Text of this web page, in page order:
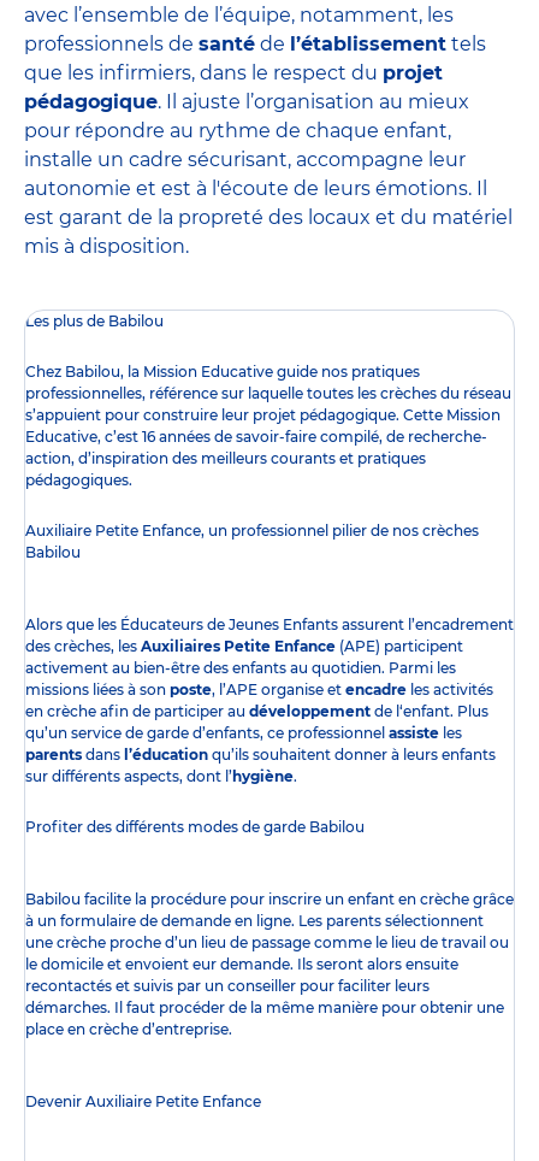
avec l’ensemble de l’équipe, notamment, les
professionnels de santé de l’établissement tels
que les infirmiers, dans le respect du projet
pédagogique. Il ajuste l’organisation au mieux
pour répondre au rythme de chaque enfant,
installe un cadre sécurisant, accompagne leur
autonomie et est à l'écoute de leurs émotions. Il
est garant de la propreté des locaux et du matériel
mis à disposition.
Les plus de Babilou
Chez Babilou, la Mission Educative guide nos pratiques
professionnelles, référence sur laquelle toutes les crèches du réseau
s’appuient pour construire leur projet pédagogique. Cette Mission
Educative, c’est 16 années de savoir-faire compilé, de recherche-
action, d’inspiration des meilleurs courants et pratiques
pédagogiques.
Auxiliaire Petite Enfance, un professionnel pilier de nos crèches
Babilou
Alors que les Éducateurs de Jeunes Enfants assurent l’encadrement
des crèches, les Auxiliaires Petite Enfance (APE) participent
activement au bien-être des enfants au quotidien. Parmi les
missions liées à son poste, l’APE organise et encadre les activités
en crèche afin de participer au développement de l‘enfant. Plus
qu’un service de garde d’enfants, ce professionnel assiste les
parents dans l’éducation qu’ils souhaitent donner à leurs enfants
sur différents aspects, dont l’ hygiène.
Profiter des différents modes de garde Babilou
Babilou facilite la procédure pour inscrire un enfant en crèche grâce
à un formulaire de demande en ligne. Les parents sélectionnent
une crèche proche d’un lieu de passage comme le lieu de travail ou
le domicile et envoient eur demande. Ils seront alors ensuite
recontactés et suivis par un conseiller pour faciliter leurs
démarches. Il faut procéder de la même manière pour obtenir une
place en crèche d’entreprise.
Devenir Auxiliaire Petite Enfance